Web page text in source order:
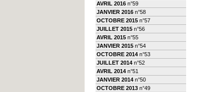
AVRIL 2016 n°59
JANVIER 2016 n°58
OCTOBRE 2015 n°57
JUILLET 2015 n°56
AVRIL 2015 n°55
JANVIER 2015 n°54
OCTOBRE 2014 n°53
JUILLET 2014 n°52
AVRIL 2014 n°51
JANVIER 2014 n°50
OCTOBRE 2013 n°49